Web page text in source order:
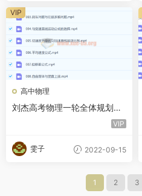
高中物理
刘杰高考物理一轮全体规划学
习卡（知识视频） 更新120讲
VIP
雯子 2022-09-15
VIP
1 2 3